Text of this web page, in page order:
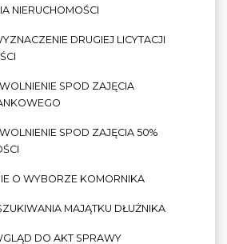
NIERUCHOMOŚCI
DRUGIEJ LICYTACJI
SPOD ZAJĘCIA
SPOD ZAJĘCIA 50%
O WYBORZE KOMORNIKA
MAJĄTKU DŁUŻNIKA
DO AKT SPRAWY